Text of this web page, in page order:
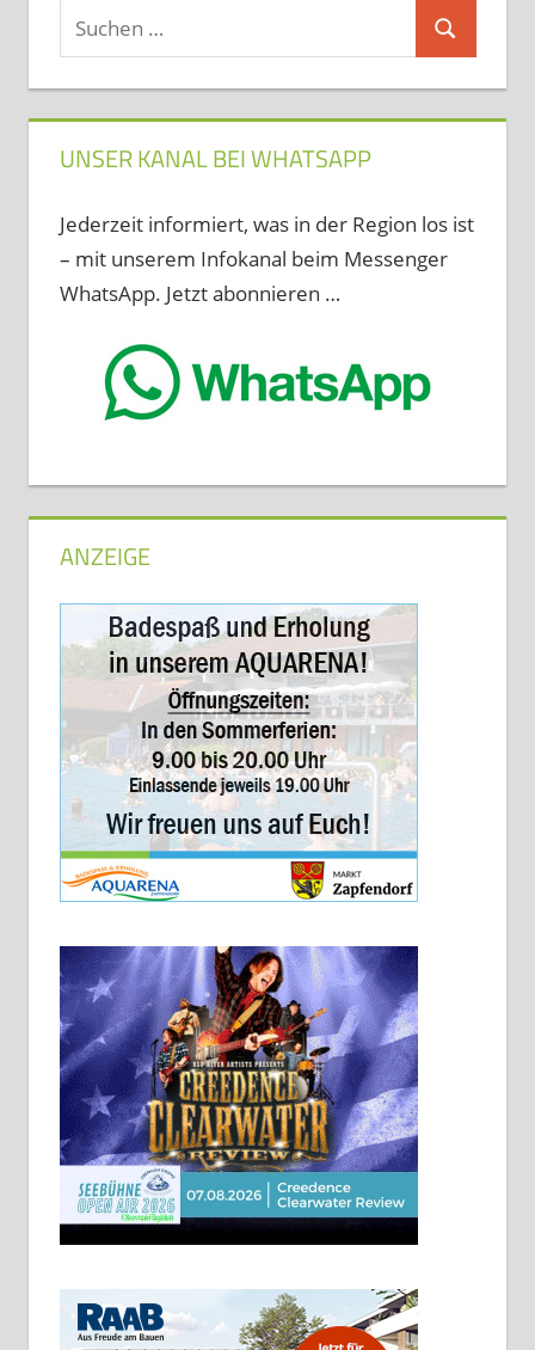
Suchen
nach:
Suchen
UNSER KANAL BEI WHATSAPP
Jederzeit informiert, was in der Region los ist
– mit unserem Infokanal beim Messenger
WhatsApp. Jetzt abonnieren …
ANZEIGE